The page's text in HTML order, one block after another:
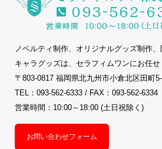
ノベルティ制作、オリジナルグッズ制作
キャラグッズは、セラフィムワンにお任せ
〒803-0817 福岡県北九州市小倉北区田町
TEL：093-562-6333 / FAX：093-562-6334
営業時間：10:00～18:00 (土日祝除く)
お問い合わせフォーム